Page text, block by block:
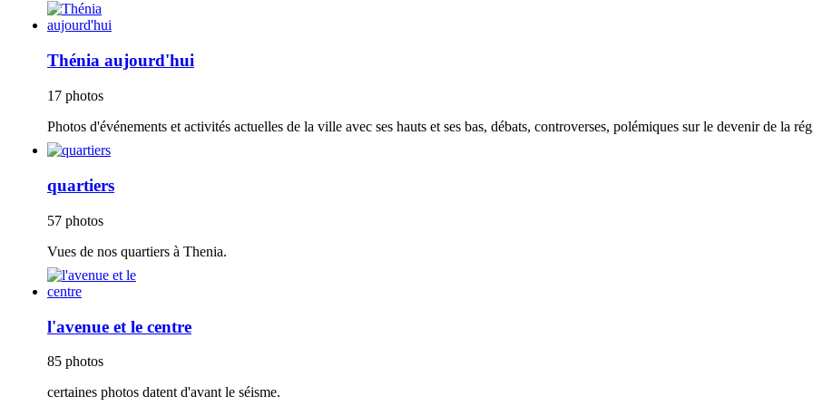
Thénia aujourd'hui
17 photos
Photos d'événements et activités actuelles de la ville avec ses hauts et ses bas, débats, controverses, polémiques sur le devenir de la
quartiers
57 photos
Vues de nos quartiers à Thenia.
l'avenue et le centre
85 photos
certaines photos datent d'avant le séisme.